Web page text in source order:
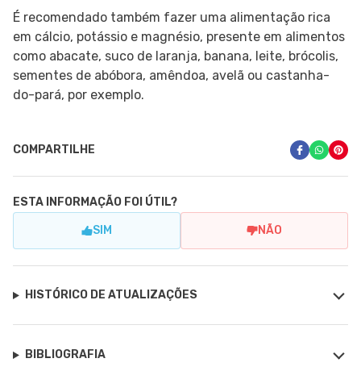
É recomendado também fazer uma alimentação rica
em cálcio, potássio e magnésio, presente em alimentos
como abacate, suco de laranja, banana, leite, brócolis,
sementes de abóbora, amêndoa, avelã ou castanha-
do-pará, por exemplo.
COMPARTILHE
ESTA INFORMAÇÃO FOI ÚTIL?
SIM NÃO
HISTÓRICO DE ATUALIZAÇÕES
BIBLIOGRAFIA